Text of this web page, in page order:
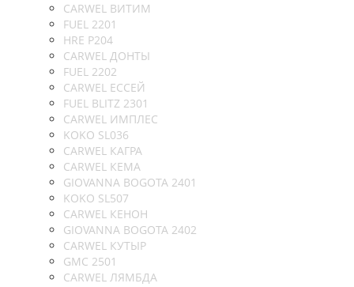
CARWEL ВИТИМ
FUEL 2201
HRE P204
CARWEL ДОНТЫ
FUEL 2202
CARWEL ЕССЕЙ
FUEL BLITZ 2301
CARWEL ИМПЛЕС
KOKO SL036
CARWEL КАГРА
CARWEL КЕМА
GIOVANNA BOGOTA 2401
KOKO SL507
CARWEL КЕНОН
GIOVANNA BOGOTA 2402
CARWEL КУТЫР
GMC 2501
CARWEL ЛЯМБДА